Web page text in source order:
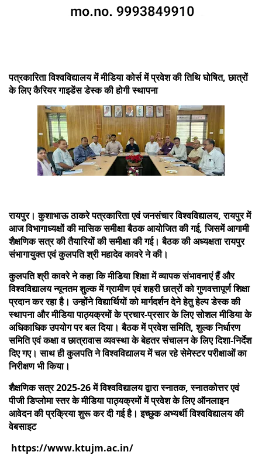
पत्रकारिता विश्वविद्यालय में मीडिया कोर्स में प्रवेश की तिथि घोषित, छात्रों
के लिए कैरियर गाइडेंस डेस्क की होगी स्थापना
रायपुर। कुशाभाऊ ठाकरे पत्रकारिता एवं जनसंचार विश्वविद्यालय, रायपुर में
आज विभागाध्यक्षों की मासिक समीक्षा बैठक आयोजित की गई, जिसमें आगामी
शैक्षणिक सत्र की तैयारियों की समीक्षा की गई। बैठक की अध्यक्षता रायपुर
संभागायुक्त एवं कुलपति श्री महादेव कावरे ने की।
कुलपति श्री कावरे ने कहा कि मीडिया शिक्षा में व्यापक संभावनाएं हैं और
विश्वविद्यालय न्यूनतम शुल्क में ग्रामीण एवं शहरी छात्रों को गुणवत्तापूर्ण शिक्षा
प्रदान कर रहा है। उन्होंने विद्यार्थियों को मार्गदर्शन देने हेतु हेल्प डेस्क की
स्थापना और मीडिया पाठ्यक्रमों के प्रचार-प्रसार के लिए सोशल मीडिया के
अधिकाधिक उपयोग पर बल दिया। बैठक में प्रवेश समिति, शुल्क निर्धारण
समिति एवं कक्षा व छात्रावास व्यवस्था के बेहतर संचालन के लिए दिशा-निर्देश
दिए गए। साथ ही कुलपति ने विश्वविद्यालय में चल रहे सेमेस्टर परीक्षाओं का
निरीक्षण भी किया।
शैक्षणिक सत्र 2025-26 में विश्वविद्यालय द्वारा स्नातक, स्नातकोत्तर एवं
पीजी डिप्लोमा स्तर के मीडिया पाठ्यक्रमों में प्रवेश के लिए ऑनलाइन
आवेदन की प्रक्रिया शुरू कर दी गई है। इच्छुक अभ्यर्थी विश्वविद्यालय की
वेबसाइट
https://www.ktujm.ac.in/